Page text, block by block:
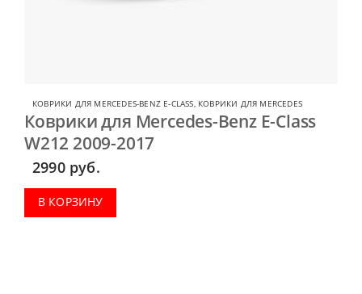
КОВРИКИ ДЛЯ MERCEDES-BENZ E-CLASS, КОВРИКИ ДЛЯ MERCEDES
Коврики для Mercedes-Benz E-Class
W212 2009-2017
2990 руб.
В КОРЗИНУ